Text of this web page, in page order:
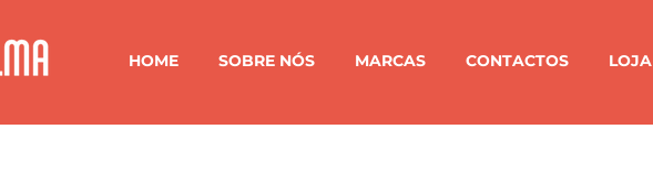
HOME SOBRE NÓS MARCAS CONTACTOS LOJA